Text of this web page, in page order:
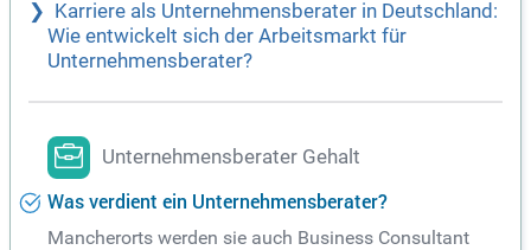
Karriere als Unternehmensberater in Deutschland:
Wie entwickelt sich der Arbeitsmarkt für
Unternehmensberater?
Unternehmensberater Gehalt
Was verdient ein Unternehmensberater?
Mancherorts werden sie auch Business Consultant